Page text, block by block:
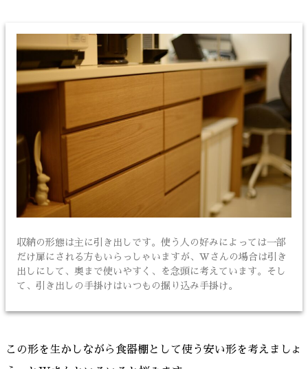
収納の形態は主に引き出しです。使う人の好みによっては一部
だけ扉にされる方もいらっしゃいますが、Wさんの場合は引き
出しにして、奥まで使いやすく、を念頭に考えています。そし
て、引き出しの手掛けはいつもの掘り込み手掛け。
この形を生かしながら食器棚として使う安い形を考えましょ